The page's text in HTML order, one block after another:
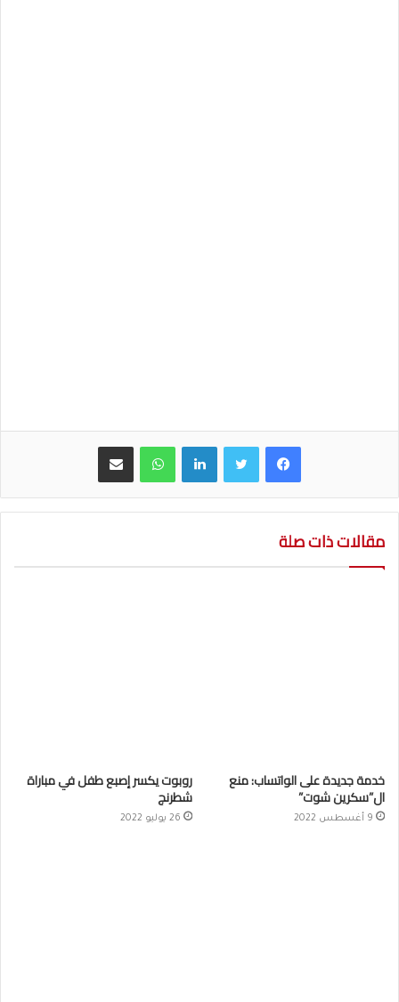
لينكدإن واتساب مشاركة عبر البريد
مقالات ذات صلة
خدمة جديدة على الواتساب: منع
ال”سكرين شوت”
9 أغسطس 2022
روبوت يكسر إصبع طفل في مباراة
شطرنج
26 يوليو 2022